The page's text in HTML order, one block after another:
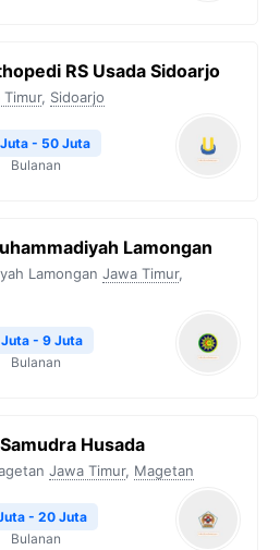
RS Usada Sidoarjo
Timur, Sidoarjo
- 50 Juta
Bulanan
Lamongan
Lamongan Jawa Timur,
- 9 Juta
Bulanan
Husada
Jawa Timur, Magetan
- 20 Juta
Bulanan